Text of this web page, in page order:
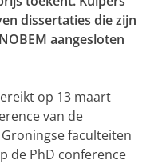
dissertaties die zijn
aangesloten
op 13 maart
van de
faculteiten
de PhD conference